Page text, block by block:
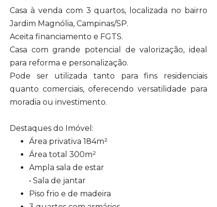
Casa à venda com 3 quartos, localizada no bairro
Jardim Magnólia, Campinas/SP.
Aceita financiamento e FGTS.
Casa com grande potencial de valorização, ideal
para reforma e personalização.
Pode ser utilizada tanto para fins residenciais
quanto comerciais, oferecendo versatilidade para
moradia ou investimento.
Destaques do Imóvel:
Área privativa 184m²
Área total 300m²
Ampla sala de estar
• Sala de jantar
Piso frio e de madeira